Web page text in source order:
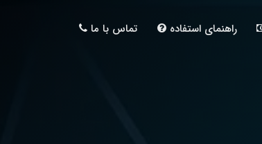
راهنمای استفاده تماس با ما